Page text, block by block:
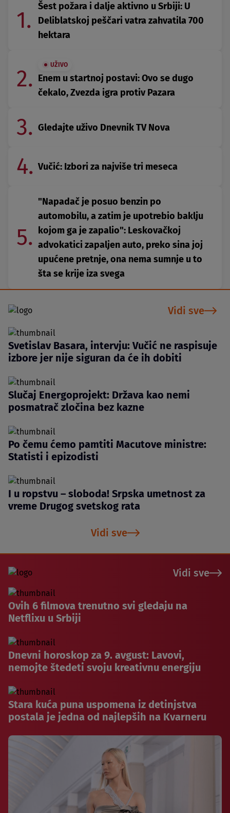
1.
Šest požara i dalje aktivno u Srbiji: U
Deliblatskoj peščari vatra zahvatila 700
hektara
2.
UŽIVO
Enem u startnoj postavi: Ovo se dugo
čekalo, Zvezda igra protiv Pazara
3. Gledajte uživo Dnevnik TV Nova
4. Vučić: Izbori za najviše tri meseca
5.
"Napadač je posuo benzin po
automobilu, a zatim je upotrebio baklju
kojom ga je zapalio": Leskovačkoj
advokatici zapaljen auto, preko sina joj
upućene pretnje, ona nema sumnje u to
šta se krije iza svega
Vidi sve
Svetislav Basara, intervju: Vučić ne raspisuje
izbore jer nije siguran da će ih dobiti
Slučaj Energoprojekt: Država kao nemi
posmatrač zločina bez kazne
Po čemu ćemo pamtiti Macutove ministre:
Statisti i epizodisti
I u ropstvu – sloboda! Srpska umetnost za
vreme Drugog svetskog rata
Vidi sve
Vidi sve
Ovih 6 filmova trenutno svi gledaju na
Netflixu u Srbiji
Dnevni horoskop za 9. avgust: Lavovi,
nemojte štedeti svoju kreativnu energiju
Stara kuća puna uspomena iz detinjstva
postala je jedna od najlepših na Kvarneru